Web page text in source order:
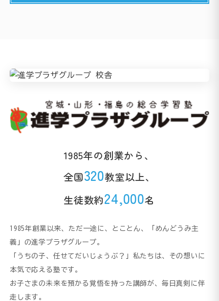
1985年の創業から、
全国320教室以上、
生徒数約24,000名
1985年創業以来、ただ一途に、とことん、「めんどうみ主
義」の進学プラザグループ。
「うちの子、任せてだいじょうぶ？」私たちは、その想いに
本気で応える塾です。
お子さまの未来を預かる覚悟を持った講師が、毎日真剣に伴
走します。